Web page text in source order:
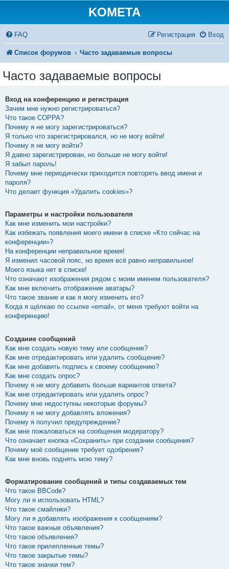
KOMETA
FAQ Вход
Регистрация
Список форумов Часто задаваемые вопросы
Часто задаваемые вопросы
Вход на конференцию и регистрация
Зачем мне нужно регистрироваться?
Что такое COPPA?
Почему я не могу зарегистрироваться?
Я только что зарегистрировался, но не могу войти!
Почему я не могу войти?
Я давно зарегистрирован, но больше не могу войти!
Я забыл пароль!
Почему мне периодически приходится повторять ввод имени и
пароля?
Что делает функция «Удалить cookies»?
Параметры и настройки пользователя
Как мне изменить мои настройки?
Как избежать появления моего имени в списке «Кто сейчас на
конференции»?
На конференции неправильное время!
Я изменил часовой пояс, но время всё равно неправильное!
Моего языка нет в списке!
Что означают изображения рядом с моим именем пользователя?
Как мне включить отображение аватары?
Что такое звание и как я могу изменить его?
Когда я щёлкаю по ссылке «email», от меня требуют войти на
конференцию!
Создание сообщений
Как мне создать новую тему или сообщение?
Как мне отредактировать или удалить сообщение?
Как мне добавить подпись к своему сообщению?
Как мне создать опрос?
Почему я не могу добавить больше вариантов ответа?
Как мне отредактировать или удалить опрос?
Почему мне недоступны некоторые форумы?
Почему я не могу добавлять вложения?
Почему я получил предупреждение?
Как мне пожаловаться на сообщения модератору?
Что означает кнопка «Сохранить» при создании сообщения?
Почему моё сообщение требует одобрения?
Как мне вновь поднять мою тему?
Форматирование сообщений и типы создаваемых тем
Что такое BBCode?
Могу ли я использовать HTML?
Что такое смайлики?
Могу ли я добавлять изображения к сообщениям?
Что такое важные объявления?
Что такое объявления?
Что такое прилепленные темы?
Что такое закрытые темы?
Что такое значки тем?